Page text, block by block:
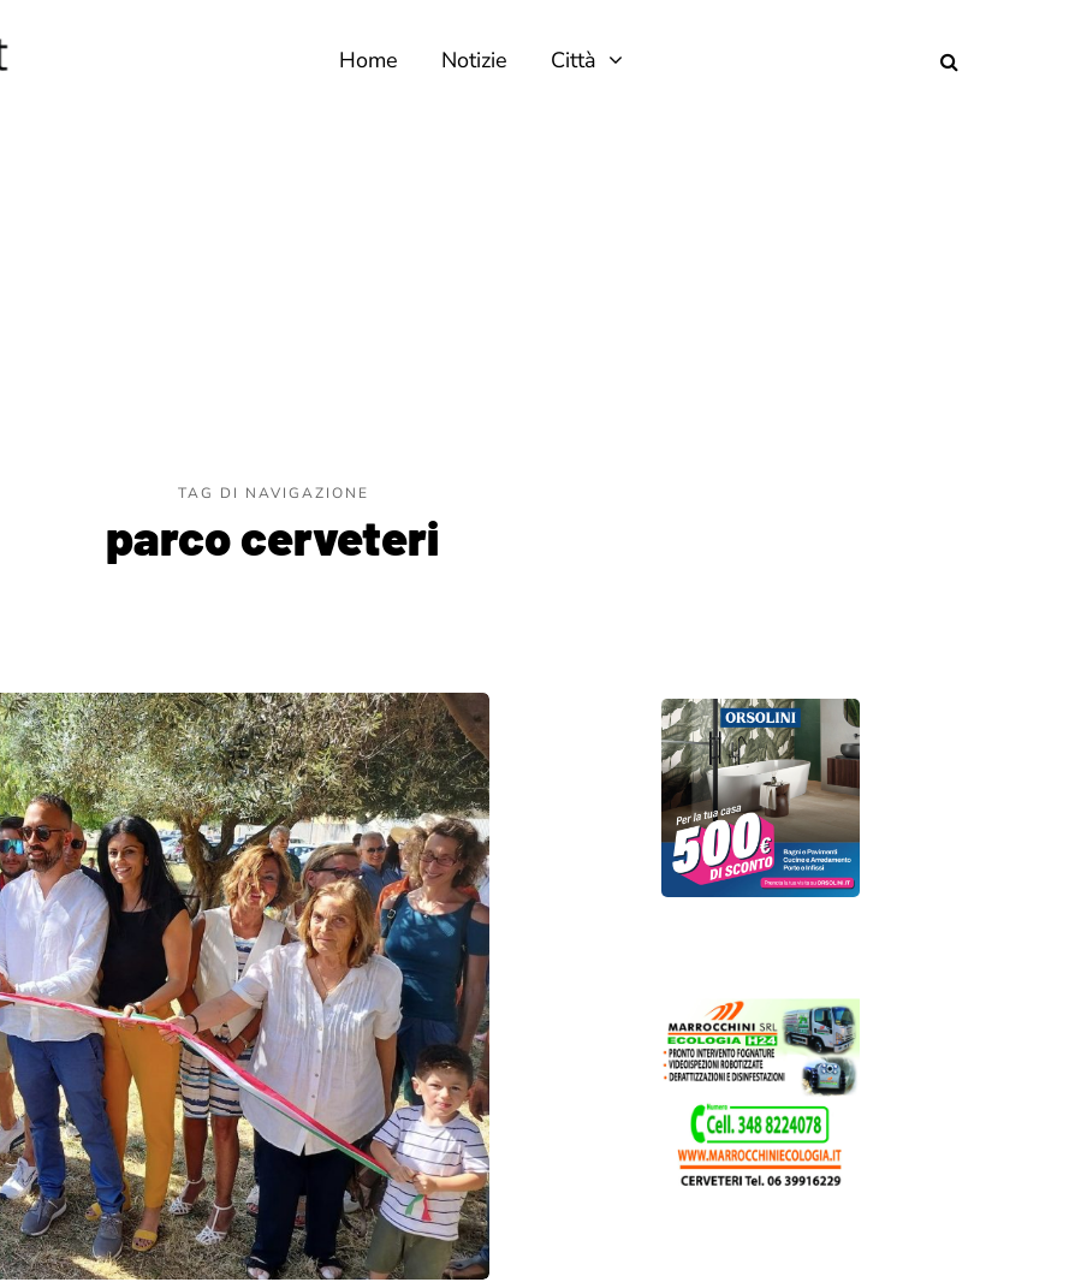
Home Notizie Città
TAG DI NAVIGAZIONE
parco cerveteri